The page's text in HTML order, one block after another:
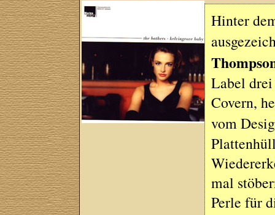
Hinter
Label
Covern,
vom
mal
Perle für